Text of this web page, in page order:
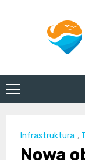
Infrastruktura ,
Nowa